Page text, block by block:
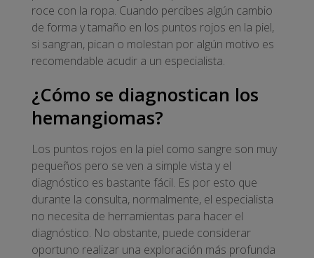
roce con la ropa. Cuando percibes algún cambio
de forma y tamaño en los puntos rojos en la piel,
si sangran, pican o molestan por algún motivo es
recomendable acudir a un especialista.
¿Cómo se diagnostican los
hemangiomas?
Los puntos rojos en la piel como sangre son muy
pequeños pero se ven a simple vista y el
diagnóstico es bastante fácil. Es por esto que
durante la consulta, normalmente, el especialista
no necesita de herramientas para hacer el
diagnóstico. No obstante, puede considerar
oportuno realizar una exploración más profunda